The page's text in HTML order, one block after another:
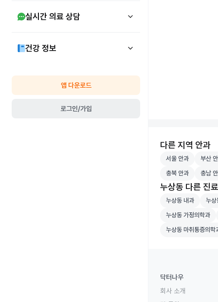
실시간 의료 상담
건강 정보
앱 다운로드
로그인/가입
다른 지역 안과
서울 안과 병원 검
서울 안과 부산
부산
충북 안과 병원 검
충북 안과 충남
충남
누상동 다른 진
누상동 내과 병원
누상동 내과 누
누상
누상동 가정의학
누상동 가정의학과
누상동 마취통증
누상동 마취통증의학
닥터나우
회사 소개